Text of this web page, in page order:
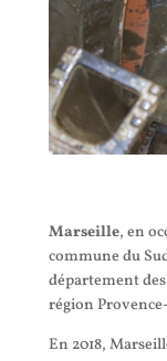
Marseille, en
commune du
département
région
En 2018,